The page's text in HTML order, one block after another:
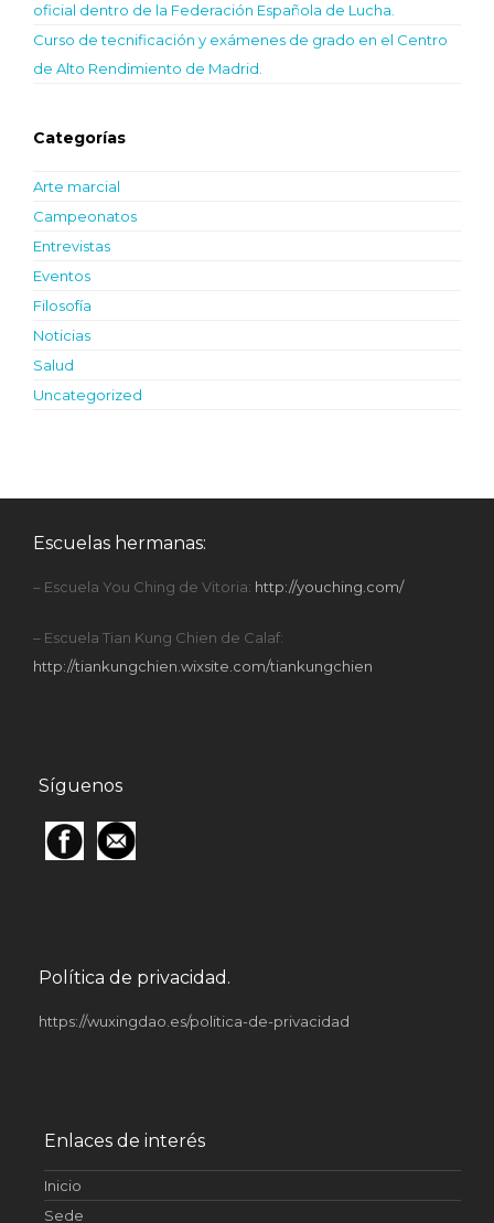
oficial dentro de la Federación Española de Lucha.
Curso de tecnificación y exámenes de grado en el Centro
de Alto Rendimiento de Madrid.
Categorías
Arte marcial
Campeonatos
Entrevistas
Eventos
Filosofía
Noticias
Salud
Uncategorized
Escuelas hermanas:
– Escuela You Ching de Vitoria: http://youching.com/
– Escuela Tian Kung Chien de Calaf:
http://tiankungchien.wixsite.com/tiankungchien
Síguenos
Política de privacidad.
https://wuxingdao.es/politica-de-privacidad
Enlaces de interés
Inicio
Sede